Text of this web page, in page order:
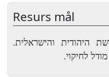
Resurs mål
היהודית והישראלית.
לחיקוי.